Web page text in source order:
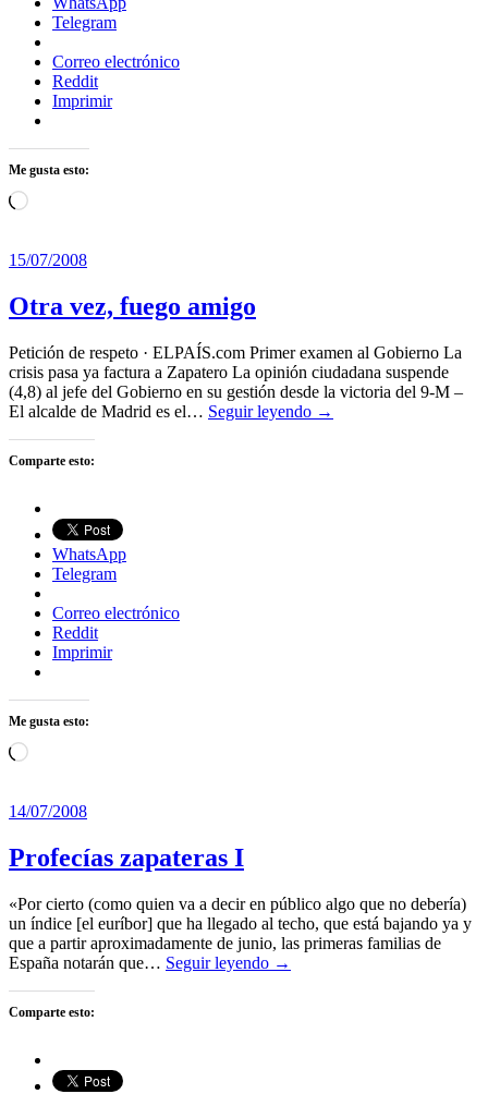
Telegram
Correo electrónico
Reddit
Imprimir
Me gusta esto:
Cargando...
15/07/2008
Otra vez, fuego amigo
Petición de respeto · ELPAÍS.com Primer examen al Gobierno La
crisis pasa ya factura a Zapatero La opinión ciudadana suspende
(4,8) al jefe del Gobierno en su gestión desde la victoria del 9-M –
El alcalde de Madrid es el… Seguir leyendo →
Comparte esto:
WhatsApp
Telegram
Correo electrónico
Reddit
Imprimir
Me gusta esto:
Cargando...
14/07/2008
Profecías zapateras I
«Por cierto (como quien va a decir en público algo que no debería)
un índice [el euríbor] que ha llegado al techo, que está bajando ya y
que a partir aproximadamente de junio, las primeras familias de
España notarán que… Seguir leyendo →
Comparte esto: